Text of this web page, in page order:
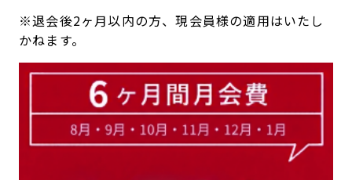
アクセス
見学・体験 入会方法
よくあるご質問 店舗へのお問い合わせ
JOYFIT24 JOYFIT YOGA
※退会後2ヶ月以内の方、現会員様の適用はいたし
かねます。